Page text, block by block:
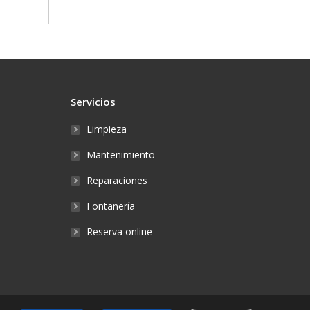
Servicios
Limpieza
Mantenimiento
Reparaciones
Fontanería
Reserva online